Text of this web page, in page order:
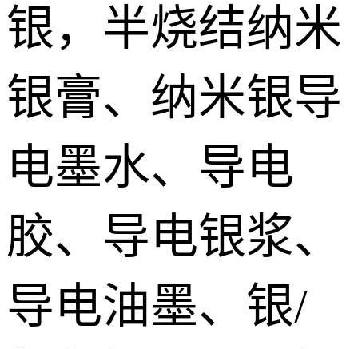
银，半烧结纳米
银膏、纳米银导
电墨水、导电
胶、导电银浆、
导电油墨、银/
conductive
adhesive
浆 Low
temperature
conductive
特种胶粘剂
Special
adhesive
有压烧结纳米银膏Pressurize sintered nano silver paste
纳米银浆 Nano silver paste